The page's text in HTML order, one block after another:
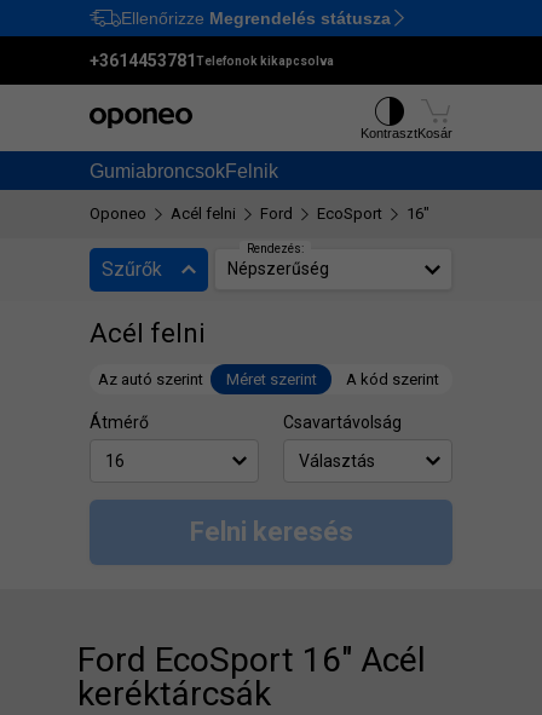
Ctrl M
Ellenőrizze Megrendelés státusza
+3614453781Telefonok kikapcsolva
GumiabroncsokFelnik
KontrasztKosár
Oponeo Acél felni Ford EcoSport 16"
Szűrők
Acél felni
Az autó szerint Méret szerint A kód szerint
Átmérő Csavartávolság
Felni keresés
Ford EcoSport 16" Acél
keréktárcsák
Rendezés:
Népszerűség